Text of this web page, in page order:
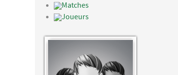
Matches
Joueurs